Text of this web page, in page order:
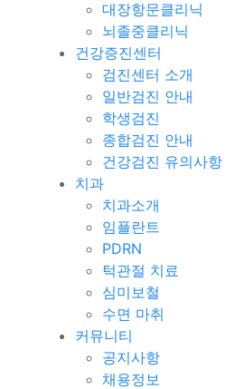
대장항문클리닉
뇌졸중클리닉
건강증진센터
검진센터 소개
일반검진 안내
학생검진
종합검진 안내
건강검진 유의사항
치과
치과소개
임플란트
PDRN
턱관절 치료
심미보철
수면 마취
커뮤니티
공지사항
채용정보